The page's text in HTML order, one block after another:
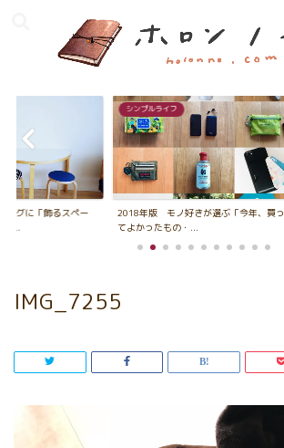
ングに「飾るスペー
シンプルライフ
2018年版 モノ好きが選ぶ「今年、買っ
てよかったもの・...
IMG_7255